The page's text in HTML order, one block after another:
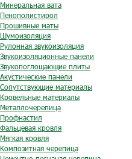
Минеральная вата
Пенополистирол
Прошивные маты
Шумоизоляция
Рулонная звукоизоляция
Звукоизоляционные панели
Звукопоглощающие плиты
Акустические панели
Сопутствующие материалы
Кровельные материалы
Металлочерепица
Профнастил
Фальцевая кровля
Мягкая кровля
Композитная черепица